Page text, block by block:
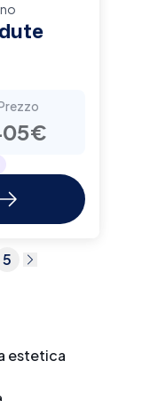
5
estetica